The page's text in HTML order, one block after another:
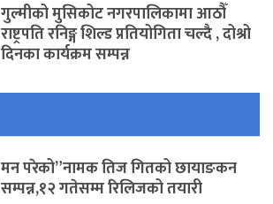
गुल्मीको मुसिकोट नगरपालिकामा आठौँ
राष्ट्रपति रनिङ्ग शिल्ड प्रतियोगिता चल्दै , दोश्रो
दिनका कार्यक्रम सम्पन्न
मन परेको”नामक तिज गितको छायाङकन
सम्पन्न,१२ गतेसम्म रिलिजको तयारी